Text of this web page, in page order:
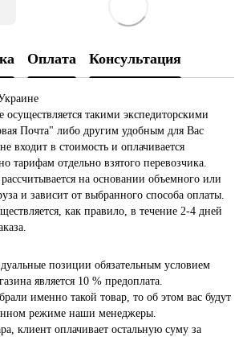
Оплата Консультация
осуществляется такими экспедиторскими
Почта" либо другим удобным для Вас
входит в стоимость и оплачивается
тарифам отдельно взятого перевозчика.
на основании объемного или
и зависит от выбранного способа оплаты.
как правило, в течение 2-4 дней
позиции обязательным условием
является 10 % предоплата.
именно такой товар, то об этом вас будут
режиме наши менеджеры.
клиент оплачивает остальную суму за